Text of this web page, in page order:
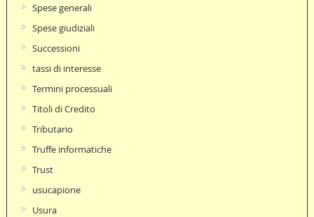
Spese generali
Spese giudiziali
Successioni
tassi di interesse
Termini processuali
Titoli di Credito
Tributario
Truffe informatiche
Trust
usucapione
Usura